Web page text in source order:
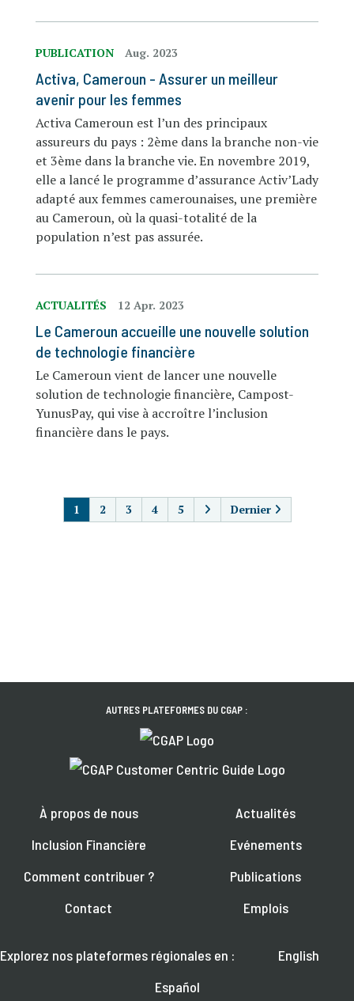
PUBLICATION Aug. 2023
Activa, Cameroun - Assurer un meilleur
avenir pour les femmes
Activa Cameroun est l’un des principaux
assureurs du pays : 2ème dans la branche non-vie
et 3ème dans la branche vie. En novembre 2019,
elle a lancé le programme d’assurance Activ’Lady
adapté aux femmes camerounaises, une première
au Cameroun, où la quasi-totalité de la
population n’est pas assurée.
ACTUALITÉS 12 Apr. 2023
Le Cameroun accueille une nouvelle solution
de technologie financière
Le Cameroun vient de lancer une nouvelle
solution de technologie financière, Campost-
YunusPay, qui vise à accroître l’inclusion
financière dans le pays.
1 2 3 4 5 Dernier
AUTRES PLATEFORMES DU CGAP :
À propos de nous
Inclusion Financière
Comment contribuer ?
Contact
Actualités
Evénements
Publications
Emplois
Explorez nos plateformes régionales en :
English
Español